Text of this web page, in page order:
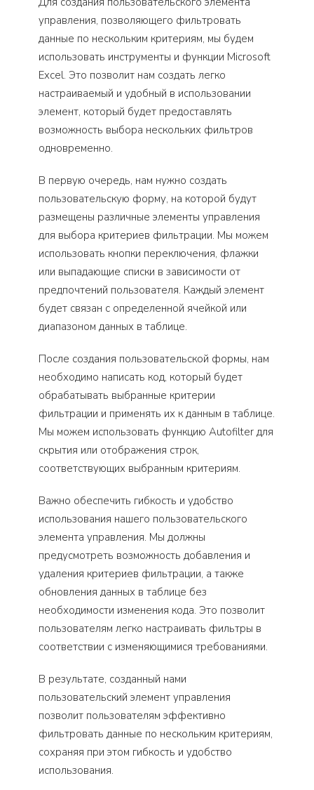
управления, позволяющего фильтровать
данные по нескольким критериям, мы будем
использовать инструменты и функции Microsoft
Excel. Это позволит нам создать легко
настраиваемый и удобный в использовании
элемент, который будет предоставлять
возможность выбора нескольких фильтров
одновременно.
В первую очередь, нам нужно создать
пользовательскую форму, на которой будут
размещены различные элементы управления
для выбора критериев фильтрации. Мы можем
использовать кнопки переключения, флажки
или выпадающие списки в зависимости от
предпочтений пользователя. Каждый элемент
будет связан с определенной ячейкой или
диапазоном данных в таблице.
После создания пользовательской формы, нам
необходимо написать код, который будет
обрабатывать выбранные критерии
фильтрации и применять их к данным в таблице.
Мы можем использовать функцию Autofilter для
скрытия или отображения строк,
соответствующих выбранным критериям.
Важно обеспечить гибкость и удобство
использования нашего пользовательского
элемента управления. Мы должны
предусмотреть возможность добавления и
удаления критериев фильтрации, а также
обновления данных в таблице без
необходимости изменения кода. Это позволит
пользователям легко настраивать фильтры в
соответствии с изменяющимися требованиями.
В результате, созданный нами
пользовательский элемент управления
позволит пользователям эффективно
фильтровать данные по нескольким критериям,
сохраняя при этом гибкость и удобство
использования.